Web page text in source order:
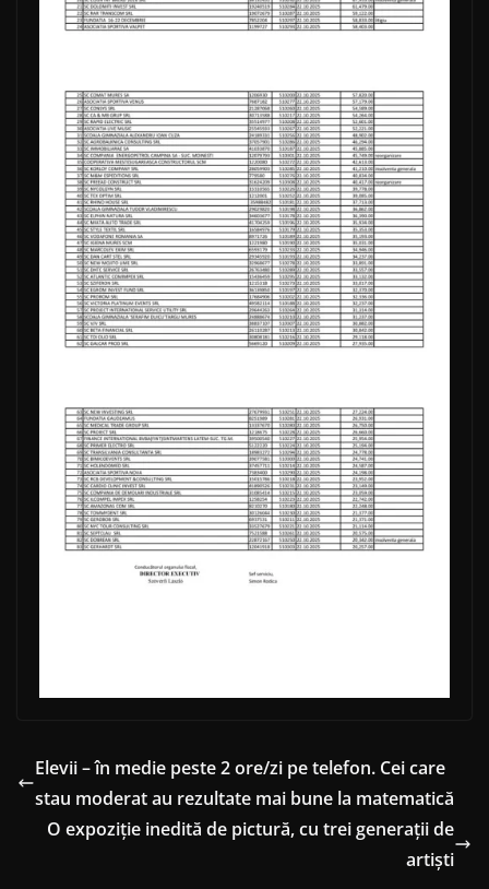
Elevii – în medie peste 2 ore/zi pe telefon. Cei care
stau moderat au rezultate mai bune la matematică
O expoziție inedită de pictură, cu trei generații de
artiști